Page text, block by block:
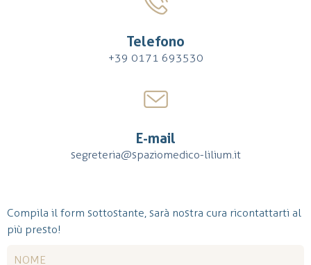
Telefono
+39 0171 693530
E-mail
segreteria@spaziomedico-lilium.it
Compila il form sottostante, sarà nostra cura ricontattarti al
più presto!